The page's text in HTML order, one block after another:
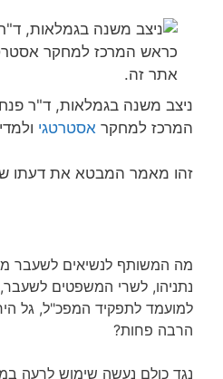
ניצב משנה בגמלאות, ד"ר
המרכז למחקר אסטרטגי
זהו מאמר המבטא את דעתו
מה המשותף לנשיאים לשעבר
נתניהו, לשרי המשפטים
למועמד לתפקיד המפכ"ל, גל
הרבה פחות?
נגד כולם נעשה שימוש לרעה